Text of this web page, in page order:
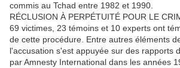
commis au Tchad entre 1982 et 1990.
RÉCLUSION À PERPÉTUITÉ POUR LE
69 victimes, 23 témoins et 10 experts ont
de cette procédure. Entre autres éléments
l'accusation s'est appuyée sur des rapports
par Amnesty International dans les années